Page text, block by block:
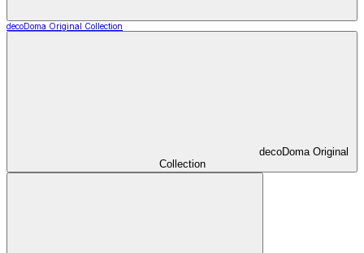
decoDoma Original Collection
decoDoma Original
Collection